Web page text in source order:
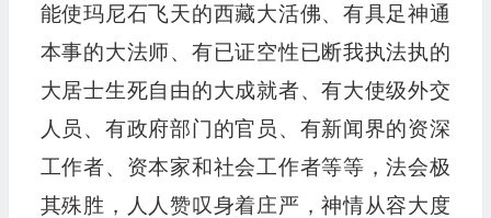
能使玛尼石飞天的西藏大活佛、有具足神通
本事的大法师、有已证空性已断我执法执的
大居士生死自由的大成就者、有大使级外交
人员、有政府部门的官员、有新闻界的资深
工作者、资本家和社会工作者等等，法会极
其殊胜，人人赞叹身着庄严，神情从容大度